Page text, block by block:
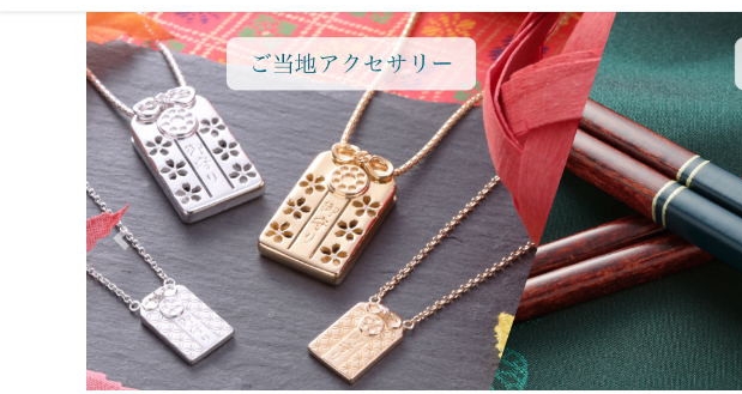
Previous